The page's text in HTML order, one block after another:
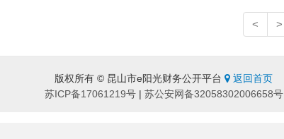
< >
版权所有 © 昆山市e阳光财务公开平台
返回首页
苏ICP备17061219号| 苏公安网备32058302006658号